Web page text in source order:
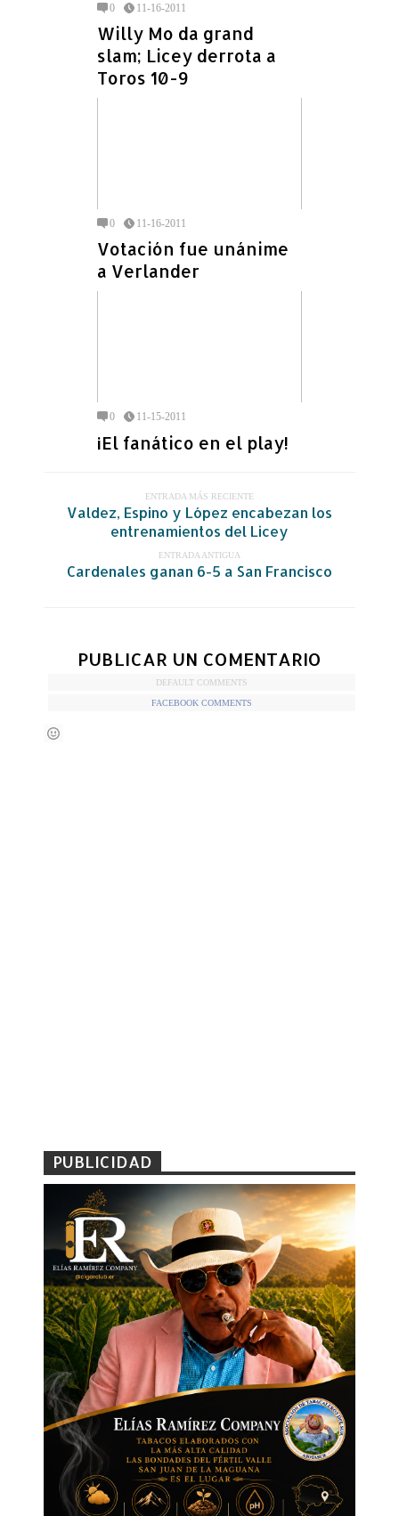
0 11-16-2011
Willy Mo da grand
slam; Licey derrota a
Toros 10-9
0 11-16-2011
Votación fue unánime
a Verlander
0 11-15-2011
¡El fanático en el play!
ENTRADA MÁS RECIENTE
Valdez, Espino y López encabezan los
entrenamientos del Licey
ENTRADA ANTIGUA
Cardenales ganan 6-5 a San Francisco
PUBLICAR UN COMENTARIO
DEFAULT COMMENTS
FACEBOOK COMMENTS
PUBLICIDAD